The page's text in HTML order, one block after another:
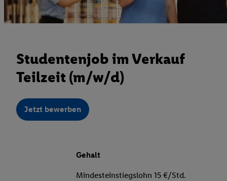
Studentenjob im Verkauf
Teilzeit (m/w/d)
Jetzt bewerben
Gehalt
Mindesteinstiegslohn 15 €/Std.